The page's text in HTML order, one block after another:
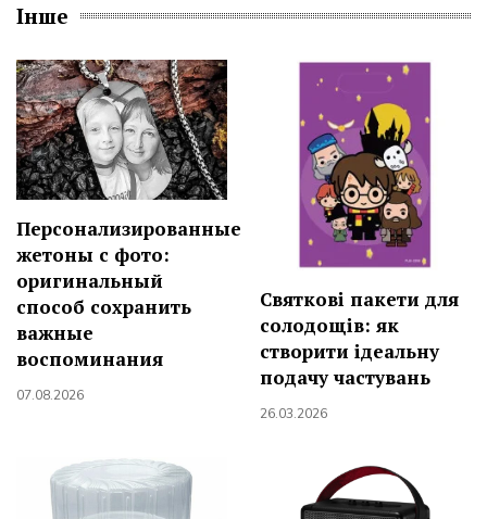
Інше
Персонализированные
жетоны с фото:
оригинальный
способ сохранить
важные
воспоминания
07.08.2026
Святкові пакети для
солодощів: як
створити ідеальну
подачу частувань
26.03.2026